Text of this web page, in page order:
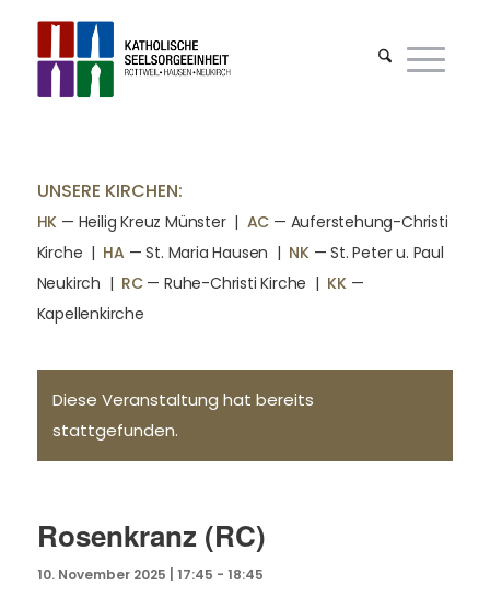
UNSERE KIRCHEN:
HK — Heilig Kreuz Münster | AC — Auferstehung-Christi
Kirche | HA — St. Maria Hausen | NK— St. Peter u. Paul
Neukirch | RC— Ruhe-Christi Kirche | KK—
Kapellenkirche
Diese Veranstaltung hat bereits
stattgefunden.
Rosenkranz (RC)
10. November 2025 | 17:45 - 18:45